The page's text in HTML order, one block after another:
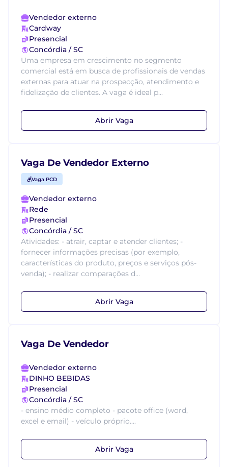
Vendedor externo
Cardway
Presencial
Concórdia / SC
Uma empresa em crescimento no segmento
comercial está em busca de profissionais de vendas
externas para atuar na prospecção, atendimento e
fidelização de clientes. A vaga é ideal p...
Abrir Vaga
Vaga De Vendedor Externo
Vaga PCD
Vendedor externo
Rede
Presencial
Concórdia / SC
Atividades: - atrair, captar e atender clientes; -
fornecer informações precisas (por exemplo,
características do produto, preços e serviços pós-
venda); - realizar comparações d...
Abrir Vaga
Vaga De Vendedor
Vendedor externo
DINHO BEBIDAS
Presencial
Concórdia / SC
- ensino médio completo - pacote office (word,
excel e email) - veículo próprio....
Abrir Vaga